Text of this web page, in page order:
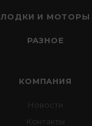
ЛОДКИ И МОТОРЫ
РАЗНОЕ
КОМПАНИЯ
Новости
Контакты